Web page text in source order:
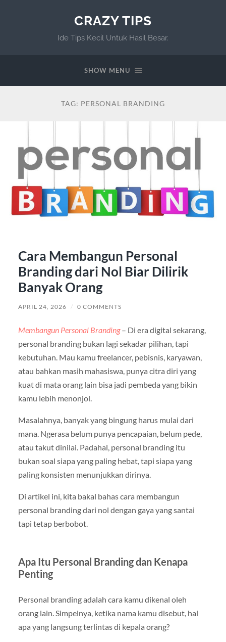
CRAZY TIPS
Ide Tips Kecil Untuk Hasil Besar.
SHOW MENU
TAG: PERSONAL BRANDING
Cara Membangun Personal
Branding dari Nol Biar Dilirik
Banyak Orang
APRIL 24, 2026 / 0 COMMENTS
Membangun Personal Branding– Di era digital sekarang,
personal branding bukan lagi sekadar pilihan, tapi
kebutuhan. Mau kamu freelancer, pebisnis, karyawan,
atau bahkan masih mahasiswa, punya citra diri yang
kuat di mata orang lain bisa jadi pembeda yang bikin
kamu lebih menonjol.
Masalahnya, banyak yang bingung harus mulai dari
mana. Ngerasa belum punya pencapaian, belum pede,
atau takut dinilai. Padahal, personal branding itu
bukan soal siapa yang paling hebat, tapi siapa yang
paling konsisten menunjukkan dirinya.
Di artikel ini, kita bakal bahas cara membangun
personal branding dari nol dengan gaya yang santai
tapi tetap berbobot.
Apa Itu Personal Branding dan Kenapa
Penting
Personal branding adalah cara kamu dikenal oleh
orang lain. Simpelnya, ketika nama kamu disebut, hal
apa yang langsung terlintas di kepala orang?